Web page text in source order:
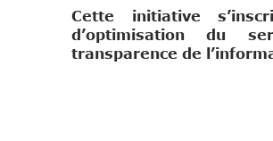
Cette initiative
d’optimisation du
transparence de